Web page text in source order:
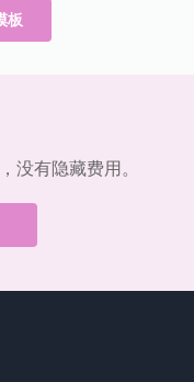
板
没有隐藏费用。